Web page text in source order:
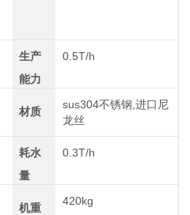
生产
能力
0.5T/h
材质
sus304不锈钢,进口尼
龙丝
耗水
量
0.3T/h
机重
420kg